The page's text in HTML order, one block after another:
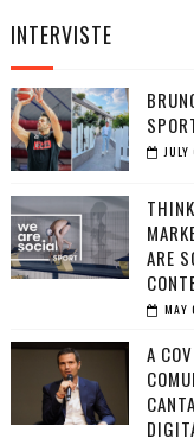
INTERVISTE
ARE
A